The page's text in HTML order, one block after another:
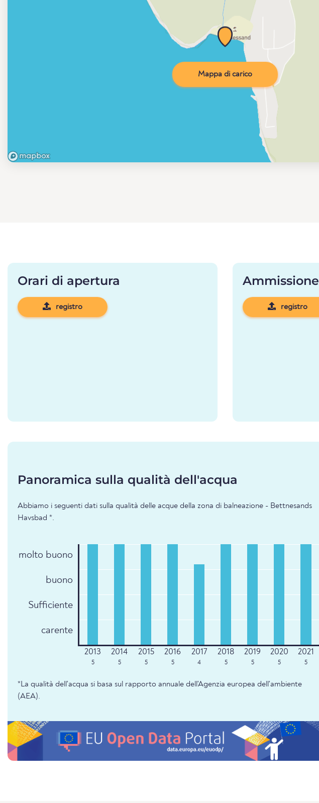
Mappa di carico
Orari di apertura
registro
Ammissione
registro
Panoramica sulla qualità dell'acqua
Abbiamo i seguenti dati sulla qualità delle acque della zona di balneazione - Bettnesands
Havsbad *.
molto buono
buono
Sufficiente
carente
5 5 5 5 4 5 5 5 5
*La qualità dell'acqua si basa sul rapporto annuale dell'Agenzia europea dell'ambiente
(AEA).